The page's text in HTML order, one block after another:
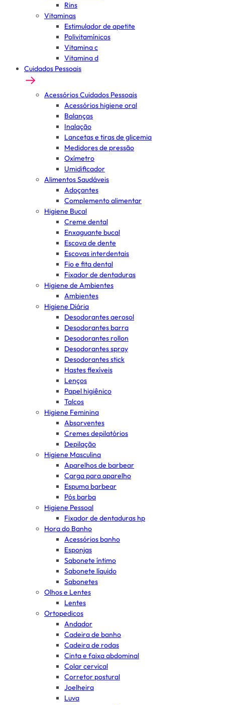
Rins
Vitaminas
Estimulador de apetite
Polivitamínicos
Vitamina c
Vitamina d
Cuidados Pessoais
Acessórios Cuidados Pessoais
Acessórios higiene oral
Balanças
Inalação
Lancetas e tiras de glicemia
Medidores de pressão
Oxímetro
Umidificador
Alimentos Saudáveis
Adoçantes
Complemento alimentar
Higiene Bucal
Creme dental
Enxaguante bucal
Escova de dente
Escovas interdentais
Fio e fita dental
Fixador de dentaduras
Higiene de Ambientes
Ambientes
Higiene Diária
Desodorantes aerosol
Desodorantes barra
Desodorantes rollon
Desodorantes spray
Desodorantes stick
Hastes flexíveis
Lenços
Papel higiênico
Talcos
Higiene Feminina
Absorventes
Cremes depilatórios
Depilação
Higiene Masculina
Aparelhos de barbear
Carga para aparelho
Espuma barbear
Pós barba
Higiene Pessoal
Fixador de dentaduras hp
Hora do Banho
Acessórios banho
Esponjas
Sabonete íntimo
Sabonete líquido
Sabonetes
Olhos e Lentes
Lentes
Ortopedicos
Andador
Cadeira de banho
Cadeira de rodas
Cinta e faixa abdominal
Colar cervical
Corretor postural
Joelheira
Luva